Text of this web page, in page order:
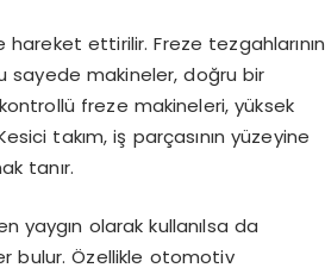
ettirilir. Freze tezgahlarının
sayede makineler, doğru bir
freze makineleri, yüksek
takım, iş parçasının yüzeyine
tanır.
yaygın olarak kullanılsa da
bulur. Özellikle otomotiv